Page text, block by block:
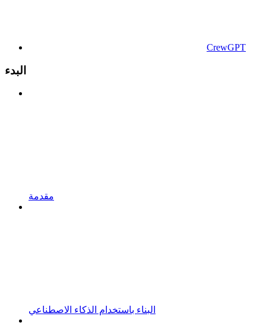
CrewGPT
البدء
مقدمة
البناء باستخدام الذكاء الاصطناعي